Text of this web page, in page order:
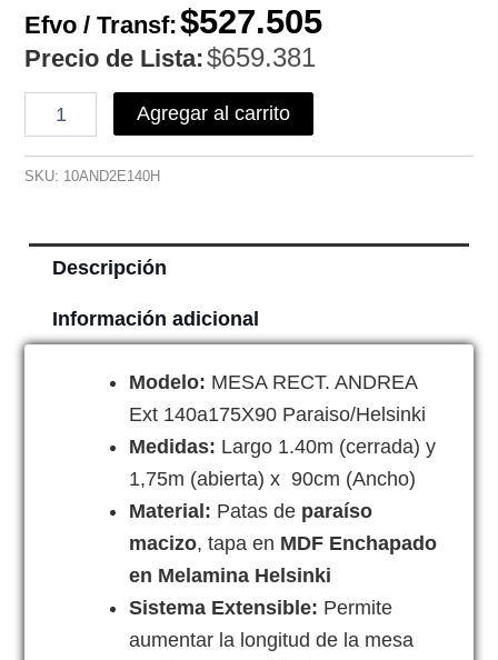
Efvo / Transf:$527.505
Precio de Lista:$659.381
Agregar al carrito
SKU: 10AND2E140H
Descripción
Información adicional
Modelo: MESA RECT. ANDREA
Ext 140a175X90 Paraiso/Helsinki
Medidas: Largo 1.40m (cerrada) y
1,75m (abierta) x 90cm (Ancho)
Material: Patas de paraíso
macizo, tapa en MDF Enchapado
en Melamina Helsinki
Sistema Extensible: Permite
aumentar la longitud de la mesa